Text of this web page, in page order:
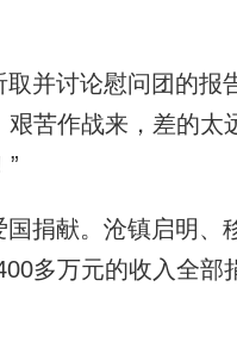
并讨论慰问团的报
艰苦作战来，差的太
”
捐献。 沧镇启明、
多万元的收入全部